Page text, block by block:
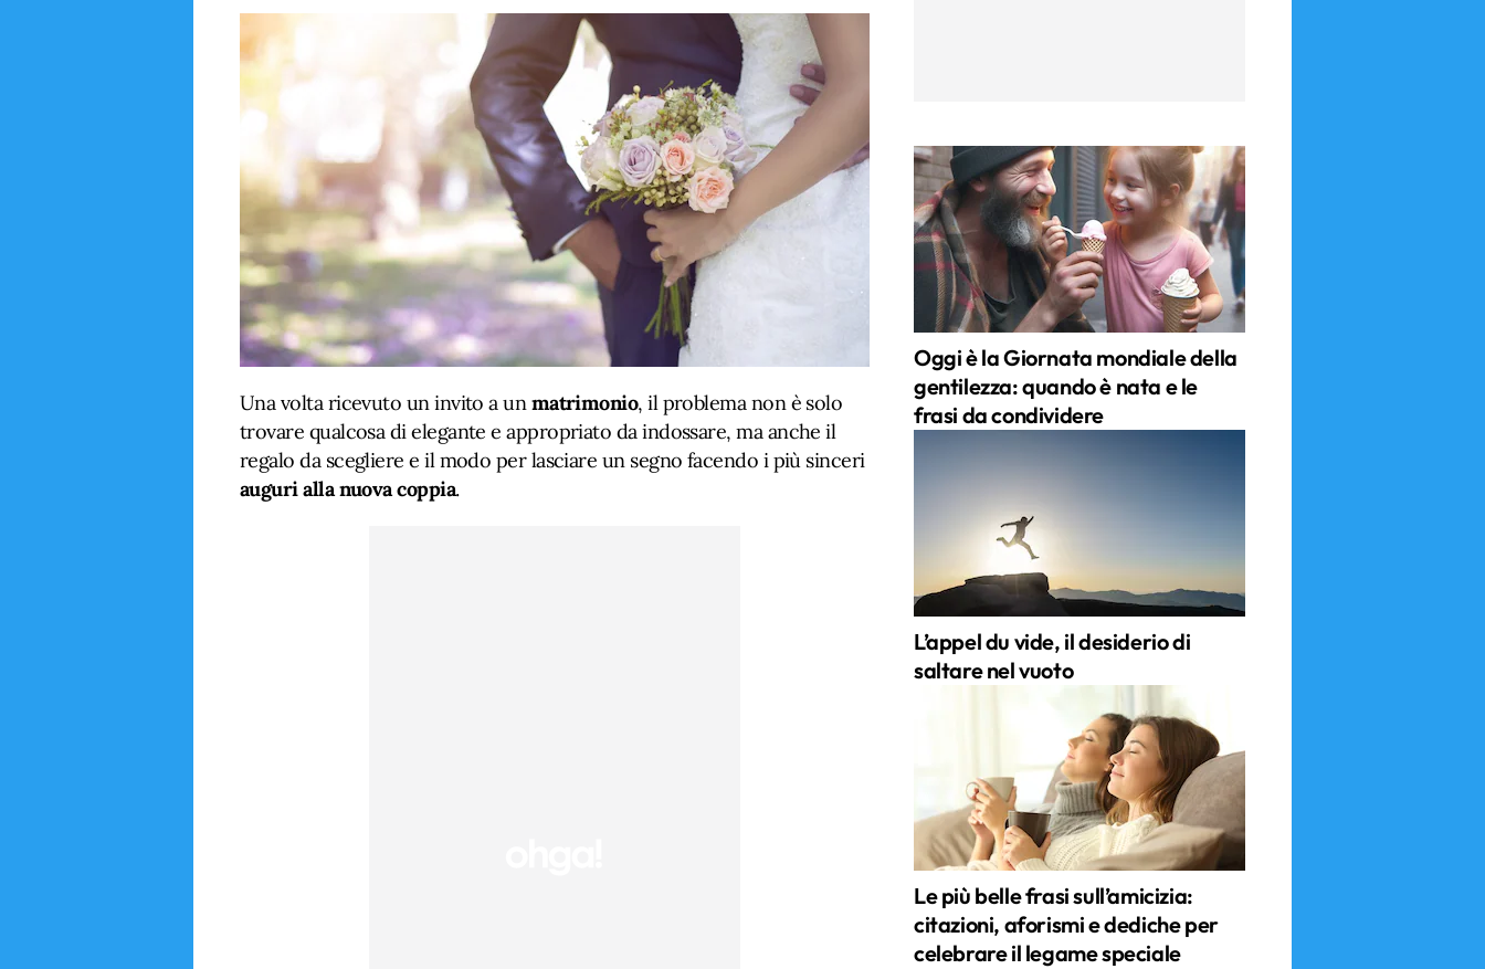
Una volta ricevuto un invito a unmatrimonio, il problema non è solo
trovare qualcosa di elegante e appropriato da indossare, ma anche il
regalo da scegliere e il modo per lasciare un segno facendo i più sinceri
auguri alla nuova coppia.
Oggi è la Giornata mondiale della
gentilezza: quando è nata e le
frasi da condividere
L’appel du vide, il desiderio di
saltare nel vuoto
Le più belle frasi sull’amicizia:
citazioni, aforismi e dediche per
celebrare il legame speciale